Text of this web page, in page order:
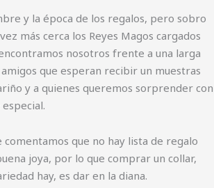
y la época de los regalos, pero sobro
más cerca los Reyes Magos cargados
nosotros frente a una larga
que esperan recibir un muestras
y a quienes queremos sorprender con
comentamos que no hay lista de regalo
joya, por lo que comprar un collar,
hay, es dar en la diana.